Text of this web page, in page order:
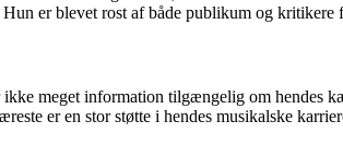
er blevet rost af både publikum og
meget information tilgængelig om hendes
er en stor støtte i hendes musikalske